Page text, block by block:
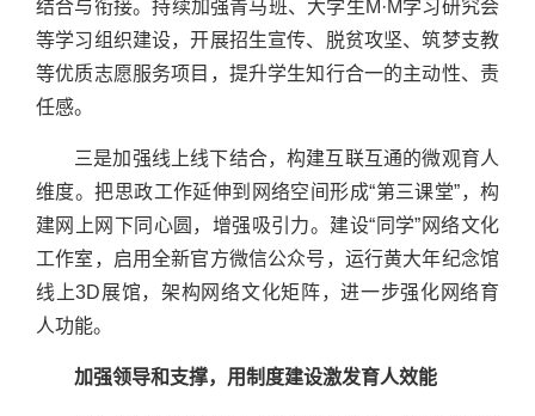
结合与衔接。持续加强青马班、大学生M·M学习研究会
等学习组织建设，开展招生宣传、脱贫攻坚、筑梦支教
等优质志愿服务项目，提升学生知行合一的主动性、责
任感。
三是加强线上线下结合，构建互联互通的微观育人
维度。把思政工作延伸到网络空间形成“第三课堂”，构
建网上网下同心圆，增强吸引力。建设“同学”网络文化
工作室，启用全新官方微信公众号，运行黄大年纪念馆
线上3D展馆，架构网络文化矩阵，进一步强化网络育
人功能。
加强领导和支撑，用制度建设激发育人效能